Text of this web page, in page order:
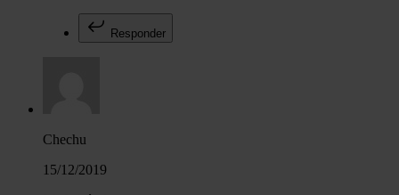
Responder
Chechu
15/12/2019